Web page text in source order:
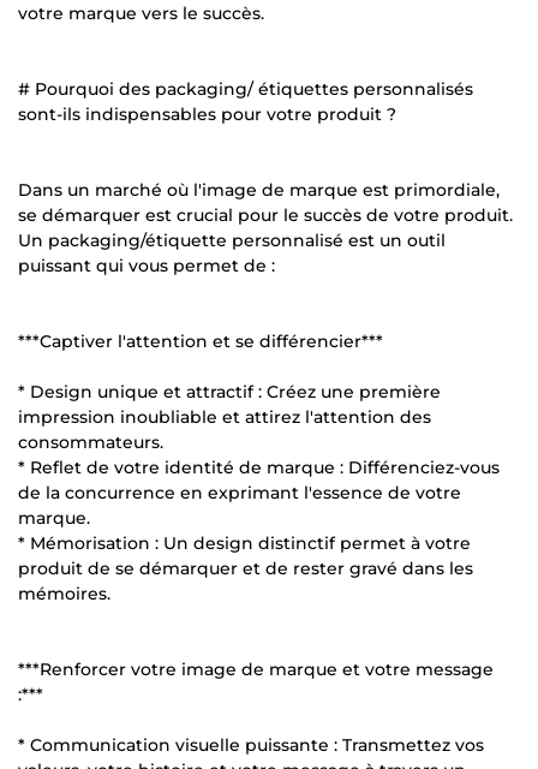
votre marque vers le succès.
# Pourquoi des packaging/ étiquettes personnalisés
sont-ils indispensables pour votre produit ?
Dans un marché où l'image de marque est primordiale,
se démarquer est crucial pour le succès de votre produit.
Un packaging/étiquette personnalisé est un outil
puissant qui vous permet de :
***Captiver l'attention et se différencier***
* Design unique et attractif : Créez une première
impression inoubliable et attirez l'attention des
consommateurs.
* Reflet de votre identité de marque : Différenciez-vous
de la concurrence en exprimant l'essence de votre
marque.
* Mémorisation : Un design distinctif permet à votre
produit de se démarquer et de rester gravé dans les
mémoires.
***Renforcer votre image de marque et votre message
:***
* Communication visuelle puissante : Transmettez vos